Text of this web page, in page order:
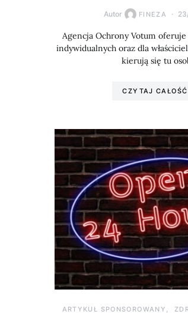
Autor FINEZA
Agencja Ochrony Votum
indywidualnych oraz dla
kierują się tu
CZYTAJ CAŁOŚĆ
ARTYKUŁ SPONSOROWANY